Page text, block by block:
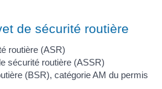
de sécurité routière
routière (ASR)
sécurité routière (ASSR)
(BSR), catégorie AM du permis